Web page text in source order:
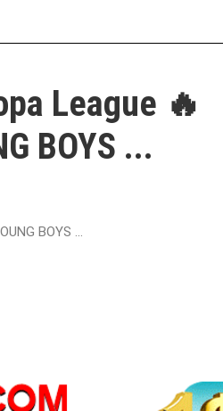
League 🔥
BOYS ...
BOYS ...